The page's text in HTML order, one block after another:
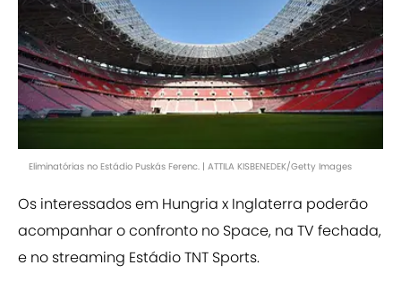
Eliminatórias no Estádio Puskás Ferenc. | ATTILA KISBENEDEK/Getty Images
Os interessados em Hungria x Inglaterra poderão
acompanhar o confronto no Space, na TV fechada,
e no streaming Estádio TNT Sports.